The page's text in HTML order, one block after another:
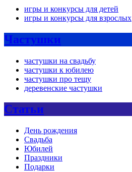
игры и конкурсы для детей
игры и конкурсы для взрослых
Частушки
частушки на свадьбу
частушки к юбилею
частушки про тещу
деревенские частушки
Статьи
День рождения
Свадьба
Юбилей
Праздники
Подарки